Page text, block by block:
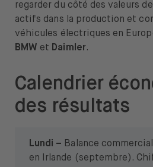
regarder du côté des valeurs
actifs dans la production et
véhicules électriques en
BMW et Daimler.
Calendrier
des résultats
Lundi – Balance
en Irlande (septembre).